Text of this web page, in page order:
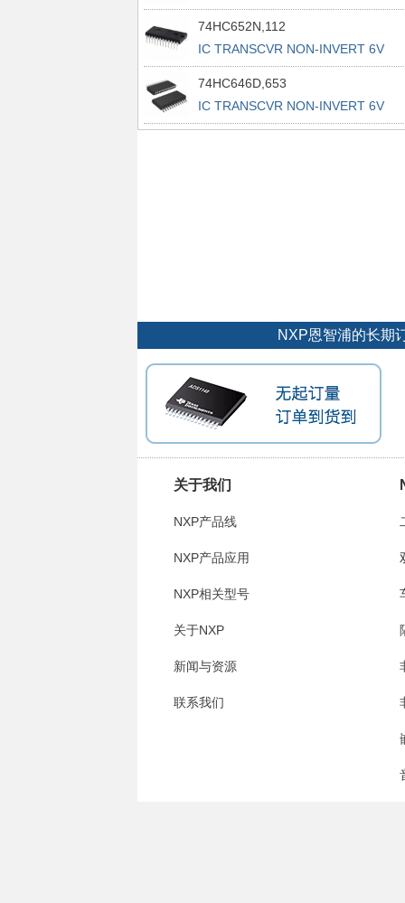
74HC652N,112
IC TRANSCVR NON-INVERT 6V
24DIP
74HC646D,653
IC TRANSCVR NON-INVERT 6V
24SO
NXP恩智浦的长期
关于我们
NXP产品线
NXP产品应用
NXP相关型号
关于NXP
新闻与资源
联系我们